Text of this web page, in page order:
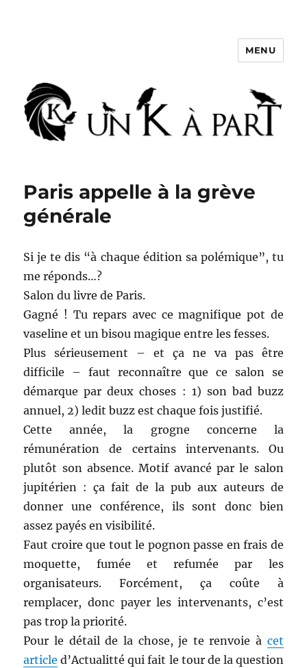
MENU
Paris appelle à la grève
générale
Si je te dis “à chaque édition sa polémique”, tu
me réponds…?
Salon du livre de Paris.
Gagné ! Tu repars avec ce magnifique pot de
vaseline et un bisou magique entre les fesses.
Plus sérieusement – et ça ne va pas être
difficile – faut reconnaître que ce salon se
démarque par deux choses : 1) son bad buzz
annuel, 2) ledit buzz est chaque fois justifié.
Cette année, la grogne concerne la
rémunération de certains intervenants. Ou
plutôt son absence. Motif avancé par le salon
jupitérien : ça fait de la pub aux auteurs de
donner une conférence, ils sont donc bien
assez payés en visibilité.
Faut croire que tout le pognon passe en frais de
moquette, fumée et refumée par les
organisateurs. Forcément, ça coûte à
remplacer, donc payer les intervenants, c’est
pas trop la priorité.
Pour le détail de la chose, je te renvoie à cet
article d’Actualitté qui fait le tour de la question